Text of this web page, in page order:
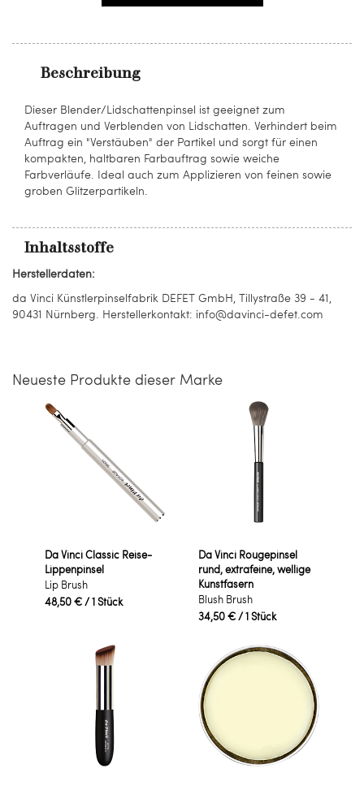
Beschreibung
Dieser Blender/Lidschattenpinsel ist geeignet zum
Auftragen und Verblenden von Lidschatten. Verhindert beim
Auftrag ein "Verstäuben" der Partikel und sorgt für einen
kompakten, haltbaren Farbauftrag sowie weiche
Farbverläufe. Ideal auch zum Applizieren von feinen sowie
groben Glitzerpartikeln.
Inhaltsstoffe
Herstellerdaten:
da Vinci Künstlerpinselfabrik DEFET GmbH, Tillystraße 39 - 41,
90431 Nürnberg. Herstellerkontakt: info@davinci-defet.com
Neueste Produkte dieser Marke
Da Vinci Classic Reise-
Lippenpinsel
Lip Brush
48,50 €/ 1 Stück
Da Vinci Rougepinsel
rund, extrafeine, wellige
Kunstfasern
Blush Brush
34,50 €/ 1 Stück